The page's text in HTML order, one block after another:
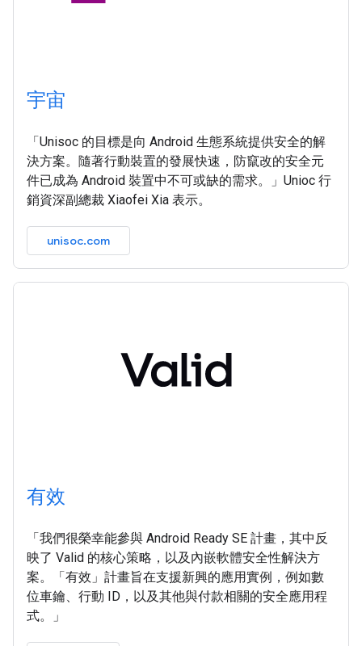
宇宙
「Unisoc 的目標是向 Android 生態系統提供安全的解
決方案。隨著行動裝置的發展快速，防竄改的安全元
件已成為 Android 裝置中不可或缺的需求。」Unioc 行
銷資深副總裁 Xiaofei Xia 表示。
unisoc.com
有效
「我們很榮幸能參與 Android Ready SE 計畫，其中反
映了 Valid 的核心策略，以及內嵌軟體安全性解決方
案。「有效」計畫旨在支援新興的應用實例，例如數
位車鑰、行動 ID，以及其他與付款相關的安全應用程
式。」